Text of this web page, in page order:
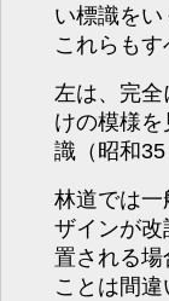
い標識をい
これらもす
左は、完
けの模様
識（昭和35
林道では
ザインが
置される場
ことは間違